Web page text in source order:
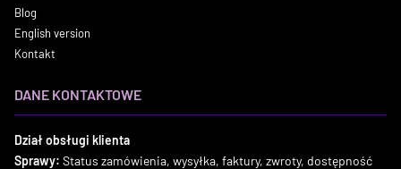
Blog
English version
Kontakt
DANE KONTAKTOWE
Dział obsługi klienta
Sprawy: Status zamówienia, wysyłka, faktury, zwroty, dostępność